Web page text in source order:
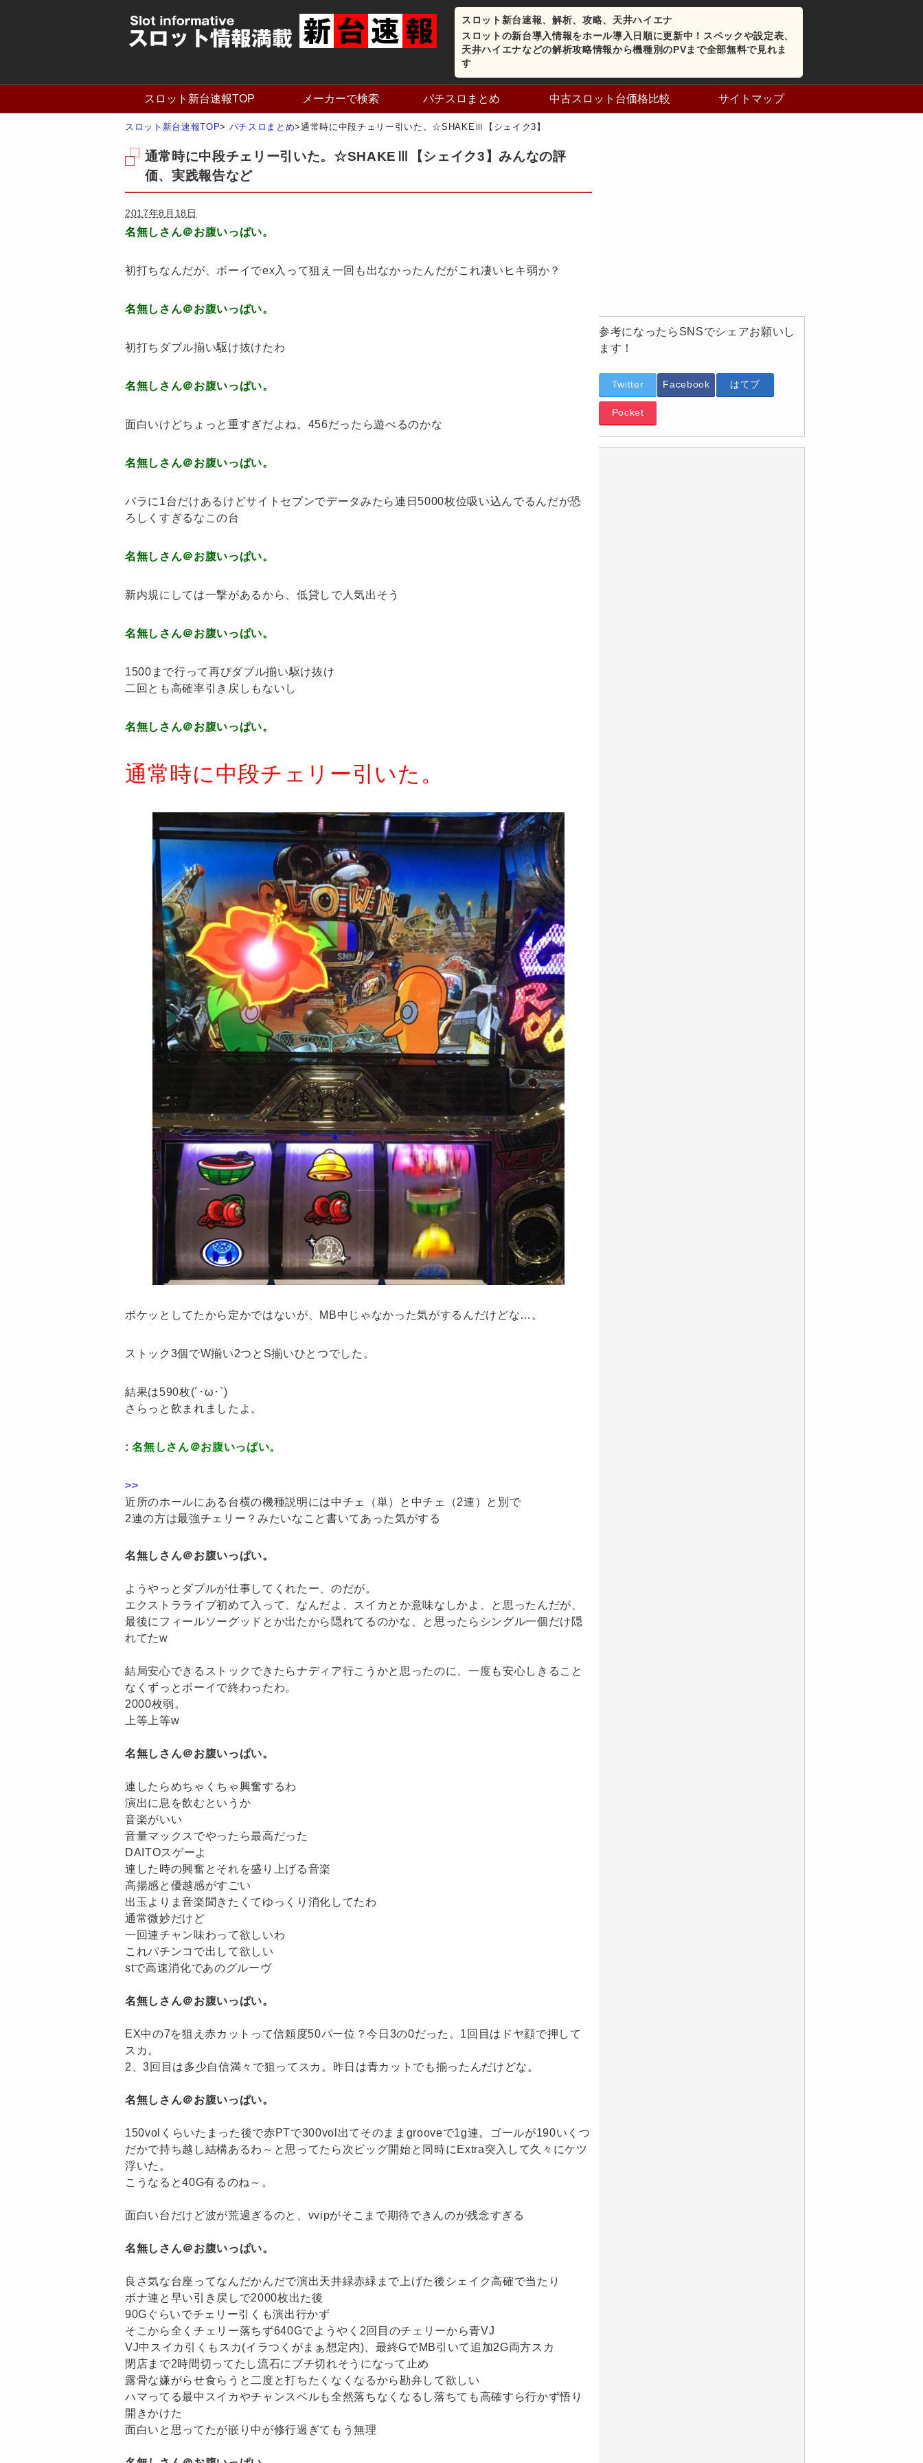
スロット新台速報、解析、攻略、天井ハイエナ
スロットの新台導入情報をホール導入日順に更新中！スペックや設定表、
天井ハイエナなどの解析攻略情報から機種別のPVまで全部無料で見れま
す
スロット新台速報TOP メーカーで検索 パチスロまとめ 中古スロット台価格比較 サイトマップ
スロット新台速報TOP> パチスロまとめ>通常時に中段チェリー引いた。☆SHAKEⅢ【シェイク3】
通常時に中段チェリー引いた。☆SHAKEⅢ【シェイク3】みんなの評
価、実践報告など
2017年8月18日
名無しさん＠お腹いっぱい。
初打ちなんだが、ボーイでex入って狙え一回も出なかったんだがこれ凄いヒキ弱か？
名無しさん＠お腹いっぱい。
初打ちダブル揃い駆け抜けたわ
名無しさん＠お腹いっぱい。
面白いけどちょっと重すぎだよね。456だったら遊べるのかな
名無しさん＠お腹いっぱい。
バラに1台だけあるけどサイトセブンでデータみたら連日5000枚位吸い込んでるんだが恐
ろしくすぎるなこの台
名無しさん＠お腹いっぱい。
新内規にしては一撃があるから、低貸しで人気出そう
名無しさん＠お腹いっぱい。
1500まで行って再びダブル揃い駆け抜け
二回とも高確率引き戻しもないし
名無しさん＠お腹いっぱい。
通常時に中段チェリー引 いた。
ボケッとしてたから定かではないが、MB中じゃなかった気がするんだけどな…。
ストック3個でW揃い2つとS揃いひとつでした。
結果は590枚(´･ω･`)
さらっと飲まれましたよ。
:名無しさん＠お腹いっぱい。
>>
近所のホールにある台横の機種説明には中チェ（単）と中チェ（2連）と別で
2連の方は最強チェリー？みたいなこと書いてあった気がする
名無しさん＠お腹いっぱい。
ようやっとダブルが仕事してくれたー、のだが。
エクストラライブ初めて入って、なんだよ、スイカとか意味なしかよ、と思ったんだが、
最後にフィールソーグッドとか出たから隠れてるのかな、と思ったらシングル一個だけ隠
れてたw
結局安心できるストックできたらナディア行こうかと思ったのに、一度も安心しきること
なくずっとボーイで終わったわ。
2000枚弱。
上等上等w
名無しさん＠お腹いっぱい。
連したらめちゃくちゃ興奮するわ
演出に息を飲むというか
音楽がいい
音量マックスでやったら最高だった
DAITOスゲーよ
連した時の興奮とそれを盛り上げる音楽
高揚感と優越感がすごい
出玉よりま音楽聞きたくてゆっくり消化してたわ
通常微妙だけど
一回連チャン味わって欲しいわ
これパチンコで出して欲しい
stで高速消化であのグルーヴ
名無しさん＠お腹いっぱい。
EX中の7を狙え赤カットって信頼度50パー位？今日3の0だった。1回目はドヤ顔で押して
スカ。
2、3回目は多少自信満々で狙ってスカ。昨日は青カットでも揃ったんだけどな。
名無しさん＠お腹いっぱい。
150volくらいたまった後で赤PTで300vol出てそのままgrooveで1g連。ゴールが190いくつ
だかで持ち越し結構あるわ～と思ってたら次ビッグ開始と同時にExtra突入して久々にケツ
浮いた。
こうなると40G有るのね～。
面白い台だけど波が荒過ぎるのと、vvipがそこまで期待できんのが残念すぎる
名無しさん＠お腹いっぱい。
良さ気な台座ってなんだかんだで演出天井緑赤緑まで上げた後シェイク高確で当たり
ボナ連と早い引き戻しで2000枚出た後
90Gぐらいでチェリー引くも演出行かず
そこから全くチェリー落ちず640Gでようやく2回目のチェリーから青VJ
VJ中スイカ引くもスカ(イラつくがまぁ想定内)、最終GでMB引いて追加2G両方スカ
閉店まで2時間切ってたし流石にブチ切れそうになって止め
露骨な嫌がらせ食らうと二度と打ちたくなくなるから勘弁して欲しい
ハマってる最中スイカやチャンスベルも全然落ちなくなるし落ちても高確すら行かず悟り
開きかけた
面白いと思ってたが嵌り中が修行過ぎてもう無理
参考になったらSNSでシェアお願いし
ます！
Twitter Facebook はてブ
Pocket